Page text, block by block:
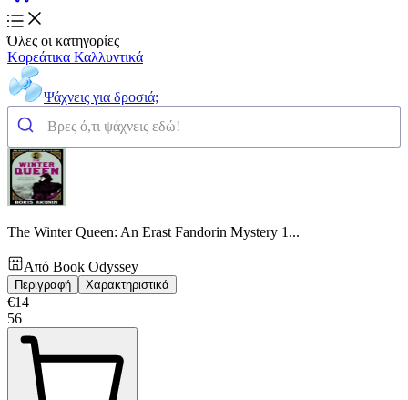
Όλες οι κατηγορίες
Κορεάτικα Καλλυντικά
Ψάχνεις για δροσιά;
The Winter Queen: An Erast Fandorin Mystery 1...
Από Book Odyssey
Περιγραφή Χαρακτηριστικά
€14
56